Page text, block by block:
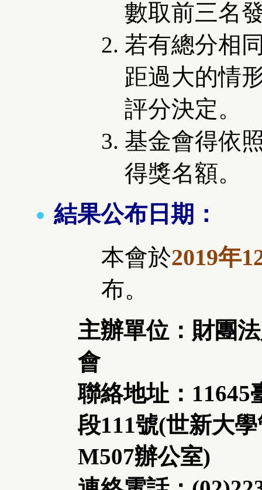
數取前三名
若有總分相
距過大的情
評分決定。
基金會得依
得獎名額。
結果公布日期：
本會於2019年
布。
主辦單位：財團
會
聯絡地址：11645
段111號(世新大
M507辦公室)